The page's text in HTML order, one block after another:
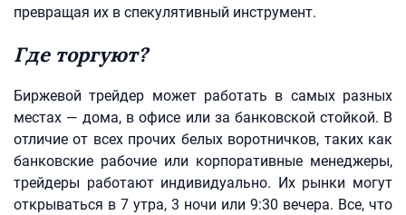
превращая их в спекулятивный инструмент.
Где торгуют?
Биржевой трейдер может работать в самых разных
местах — дома, в офисе или за банковской стойкой. В
отличие от всех прочих белых воротничков, таких как
банковские рабочие или корпоративные менеджеры,
трейдеры работают индивидуально. Их рынки могут
открываться в 7 утра, 3 ночи или 9:30 вечера. Все, что